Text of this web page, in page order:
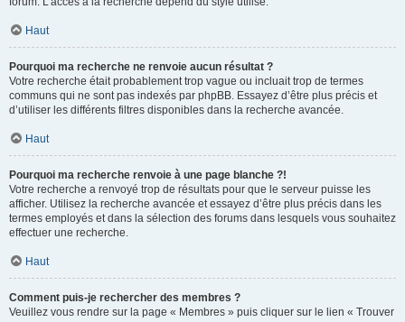
Haut
Pourquoi ma recherche ne renvoie aucun résultat ?
Votre recherche était probablement trop vague ou incluait trop de termes
communs qui ne sont pas indexés par phpBB. Essayez d’être plus précis et
d’utiliser les différents filtres disponibles dans la recherche avancée.
Haut
Pourquoi ma recherche renvoie à une page blanche ?!
Votre recherche a renvoyé trop de résultats pour que le serveur puisse les
afficher. Utilisez la recherche avancée et essayez d’être plus précis dans les
termes employés et dans la sélection des forums dans lesquels vous souhaitez
effectuer une recherche.
Haut
Comment puis-je rechercher des membres ?
Veuillez vous rendre sur la page « Membres » puis cliquer sur le lien « Trouver